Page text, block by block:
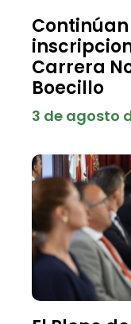
Carrera
Boecillo
3 de agosto